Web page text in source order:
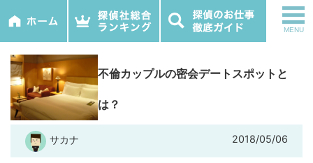
MENU
不倫カップルの密会デートスポットと
は？
サカナ 2018/05/06